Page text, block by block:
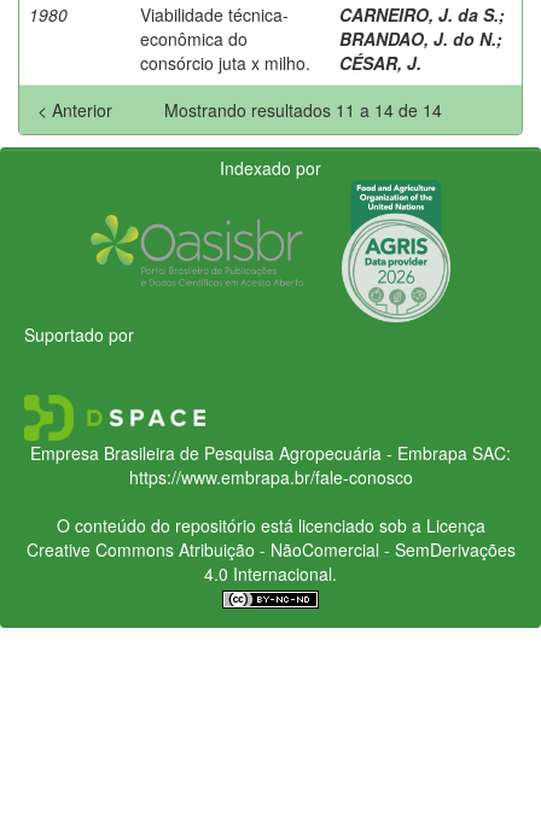
1980
Viabilidade técnica-
econômica do
consórcio juta x milho.
CARNEIRO, J. da S.;
BRANDAO, J. do N.;
CÉSAR, J.
Mostrando resultados 11 a 14 de 14
< Anterior
Indexado por
Suportado por
Empresa Brasileira de Pesquisa Agropecuária - Embrapa SAC:
https://www.embrapa.br/fale-conosco
O conteúdo do repositório está licenciado sob a Licença
Creative CommonsAtribuição - NãoComercial - SemDerivações
4.0 Internacional.